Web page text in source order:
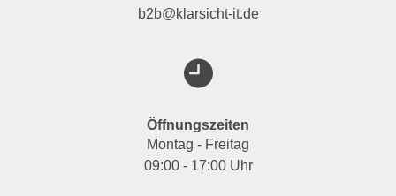
b2b@klarsicht-it.de
Öffnungszeiten
Montag - Freitag
09:00 - 17:00 Uhr